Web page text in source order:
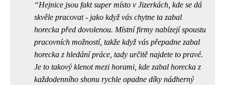
Hejnice jsou fakt super místo v Jizerkách, kde se dá
skvěle pracovat - jako když vás chytne ta zabal
horecka před dovolenou. Místní firmy nabízejí spoustu
pracovních možností, takže když vás přepadne zabal
horecka z hledání práce, tady určitě najdete to pravé.
Je to takový klenot mezi horami, kde zabal horecka z
každodenního shonu rychle opadne díky nádherný